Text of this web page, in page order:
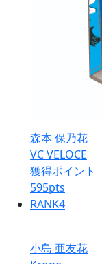
森本 保乃花
VC VELOCE
獲得ポイント
595pts
RANK4
小島 亜友花